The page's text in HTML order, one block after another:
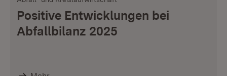
Positive Entwicklungen bei
Abfallbilanz 2025